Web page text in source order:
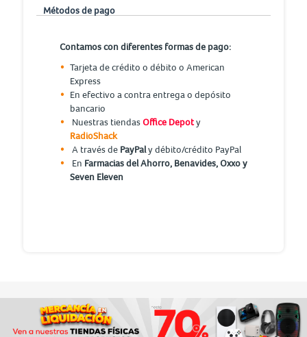
Métodos de pago
Contamos con diferentes formas de pago:
Tarjeta de crédito o débito o American
Express
En efectivo a contra entrega o depósito
bancario
Nuestras tiendasOffice Depoty
RadioShack
A través de PayPaly débito/crédito PayPal
En Farmacias del Ahorro, Benavides, Oxxo y
Seven Eleven